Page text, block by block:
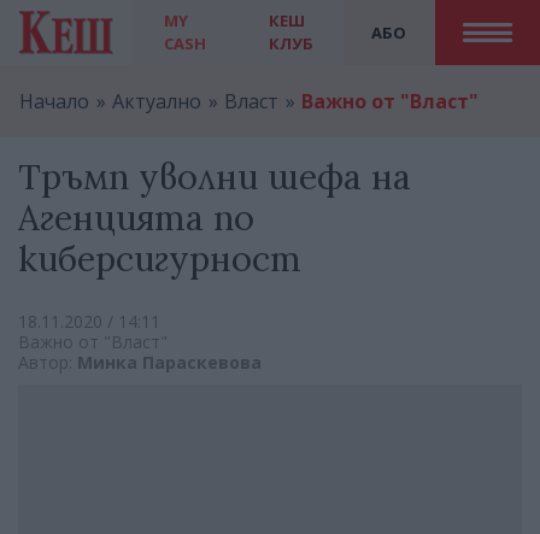
MY
CASH
АБО
КЕШ
КЛУБ
Начало Актуално Власт Важно от "Власт"
Тръмп уволни шефа на
Агенцията по
киберсигурност
18.11.2020 / 14:11
Важно от "Власт"
Автор: Mинка Параскевова